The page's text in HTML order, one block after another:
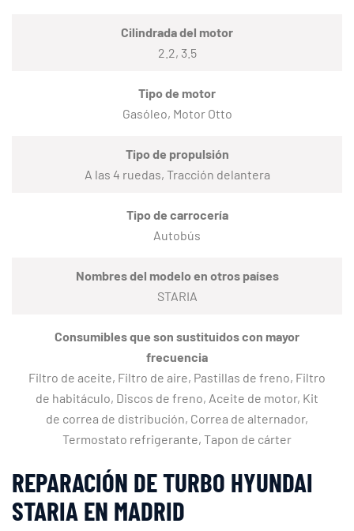
Cilindrada del motor
2.2, 3.5
Tipo de motor
Gasóleo, Motor Otto
Tipo de propulsión
A las 4 ruedas, Tracción delantera
Tipo de carrocería
Autobús
Nombres del modelo en otros países
STARIA
Consumibles que son sustituidos con mayor
frecuencia
Filtro de aceite, Filtro de aire, Pastillas de freno, Filtro
de habitáculo, Discos de freno, Aceite de motor, Kit
de correa de distribución, Correa de alternador,
Termostato refrigerante, Tapon de cárter
REPARACIÓN DE TURBO HYUNDAI
STARIA EN MADRID